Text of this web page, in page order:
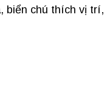
biển chú thích vị trí,